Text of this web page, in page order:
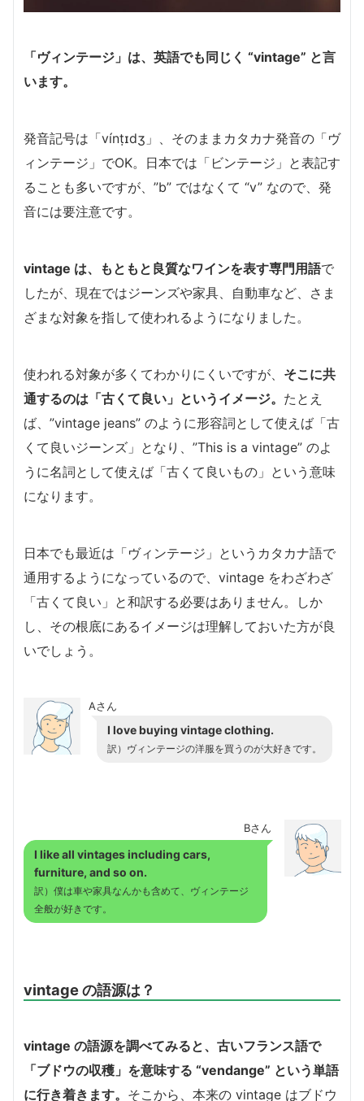
「ヴィンテージ」は、英語でも同じく “vintage” と言
います。
発音記号は「vínṭɪdʒ」、そのままカタカナ発音の「ヴ
ィンテージ」でOK。日本では「ビンテージ」と表記す
ることも多いですが、”b” ではなくて “v” なので、発
音には要注意です。
vintage は、もともと良質なワインを表す専門用語で
したが、現在ではジーンズや家具、自動車など、さま
ざまな対象を指して使われるようになりました。
使われる対象が多くてわかりにくいですが、 そこに共
通するのは「古くて良い」というイメージ。 たとえ
ば、”vintage jeans” のように形容詞として使えば「古
くて良いジーンズ」となり、”This is a vintage” のよ
うに名詞として使えば「古くて良いもの」という意味
になります。
日本でも最近は「ヴィンテージ」というカタカナ語で
通用するようになっているので、vintage をわざわざ
「古くて良い」と和訳する必要はありません。しか
し、その根底にあるイメージは理解しておいた方が良
いでしょう。
Aさん
I love buying vintage clothing.
訳）ヴィンテージの洋服を買うのが大好きです。
Bさん
I like all vintages including cars,
furniture, and so on.
訳）僕は車や家具なんかも含めて、ヴィンテージ
全般が好きです。
vintage の語源は？
vintage の語源を調べてみると、古いフランス語で
「ブドウの収穫」を意味する “vendange” という単語
に行き着きます。 そこから、本来の vintage はブドウ